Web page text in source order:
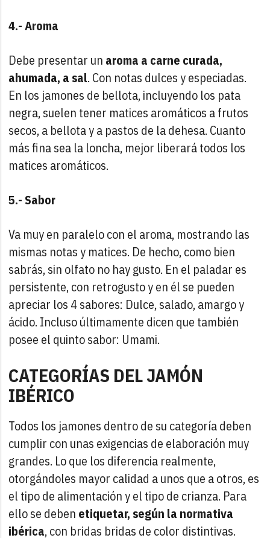
4.- Aroma
Debe presentar un aroma a carne curada,
ahumada, a sal. Con notas dulces y especiadas.
En los jamones de bellota, incluyendo los pata
negra, suelen tener matices aromáticos a frutos
secos, a bellota y a pastos de la dehesa. Cuanto
más fina sea la loncha, mejor liberará todos los
matices aromáticos.
5.- Sabor
Va muy en paralelo con el aroma, mostrando las
mismas notas y matices. De hecho, como bien
sabrás, sin olfato no hay gusto. En el paladar es
persistente, con retrogusto y en él se pueden
apreciar los 4 sabores: Dulce, salado, amargo y
ácido. Incluso últimamente dicen que también
posee el quinto sabor: Umami.
CATEGORÍAS DEL JAMÓN
IBÉRICO
Todos los jamones dentro de su categoría deben
cumplir con unas exigencias de elaboración muy
grandes. Lo que los diferencia realmente,
otorgándoles mayor calidad a unos que a otros, es
el tipo de alimentación y el tipo de crianza. Para
ello se deben etiquetar, según la normativa
ibérica, con bridas bridas de color distintivas.